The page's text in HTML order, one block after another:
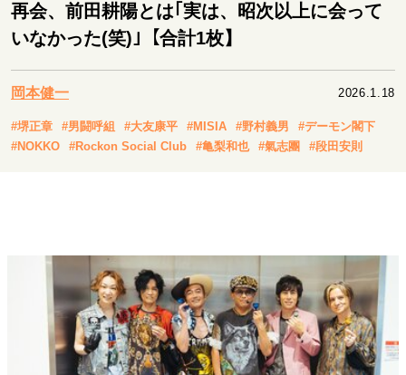
運命を変えた出会い 決断の裏側
挫折からの再起
未知への挑戦
プロフェッショナルの矜持
キャリア・働き方
経営・ビジネス
リーダーの流儀 変革の原動力
次世代へのバトン
トップが描く未来
再会、前田耕陽とは｢実は、昭次以上に会って
いなかった(笑)｣【合計1枚】
岡本健一 2026.1.18
#堺正章 #男闘呼組 #大友康平 #MISIA #野村義男
#デーモン閣下
#NOKKO
#Rockon Social Club #亀梨和也 #氣志團 #段田安則